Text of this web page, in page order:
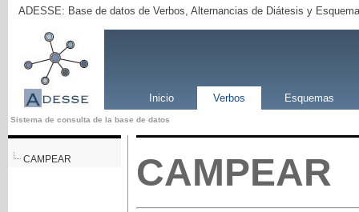
ADESSE: Base de datos de Verbos, Alternancias de Diátesis y
Inicio Verbos Esquemas
Sistema de consulta de la base de datos
CAMPEAR CAMPEAR